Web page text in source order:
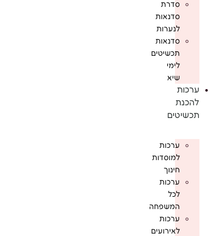
סדרת
סדנאות
לנערות
סדנאות
תכשיטים
לימי
שיא
ערכות
להכנת
תכשיטים
ערכות
למוסדות
חינוך
ערכות
לכל
המשפחה
ערכות
לאירועים